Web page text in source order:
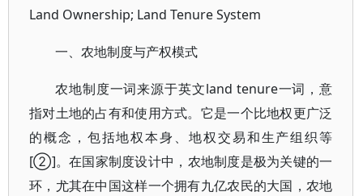
Land Ownership; Land Tenure System
一、农地制度与产权模式
农地制度一词来源于英文land tenure一词，意
指对土地的占有和使用方式。它是一个比地权更广泛
的概念，包括地权本身、地权交易和生产组织等
[②]。在国家制度设计中，农地制度是极为关键的一
环，尤其在中国这样一个拥有九亿农民的大国，农地